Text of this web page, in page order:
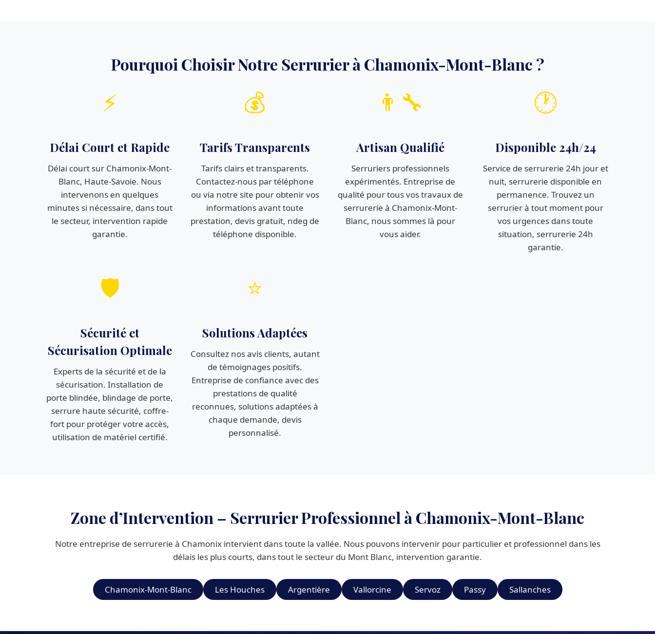
Pourquoi Choisir Notre Serrurier à Chamonix-Mont-Blanc ?
⚡
Délai Court et Rapide
Délai court sur Chamonix-Mont-
Blanc, Haute-Savoie. Nous
intervenons en quelques
minutes si nécessaire, dans tout
le secteur, intervention rapide
garantie.
💰
Tarifs Transparents
Tarifs clairs et transparents.
Contactez-nous par téléphone
ou via notre site pour obtenir vos
informations avant toute
prestation, devis gratuit, ndeg de
téléphone disponible.
👨‍🔧
Artisan Qualifié
Serruriers professionnels
expérimentés. Entreprise de
qualité pour tous vos travaux de
serrurerie à Chamonix-Mont-
Blanc, nous sommes là pour
vous aider.
🕐
Disponible 24h/24
Service de serrurerie 24h jour et
nuit, serrurerie disponible en
permanence. Trouvez un
serrurier à tout moment pour
vos urgences dans toute
situation, serrurerie 24h
garantie.
🛡️
Sécurité et
Sécurisation Optimale
Experts de la sécurité et de la
sécurisation. Installation de
porte blindée, blindage de porte,
serrure haute sécurité, coffre-
fort pour protéger votre accès,
utilisation de matériel certifié.
⭐
Solutions Adaptées
Consultez nos avis clients, autant
de témoignages positifs.
Entreprise de confiance avec des
prestations de qualité
reconnues, solutions adaptées à
chaque demande, devis
personnalisé.
Zone d’Intervention – Serrurier Professionnel à Chamonix-Mont-Blanc
Notre entreprise de serrurerie à Chamonix intervient dans toute la vallée. Nous pouvons intervenir pour particulier et professionnel dans les
délais les plus courts, dans tout le secteur du Mont Blanc, intervention garantie.
Chamonix-Mont-Blanc Les Houches Argentière Vallorcine Servoz Passy Sallanches